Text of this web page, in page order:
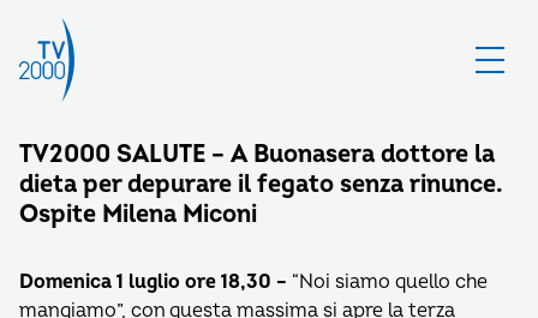
TV2000 SALUTE – A Buonasera dottore la
dieta per depurare il fegato senza rinunce.
Ospite Milena Miconi
Domenica 1 luglio ore 18,30 – “Noi siamo quello che
mangiamo”, con questa massima si apre la terza